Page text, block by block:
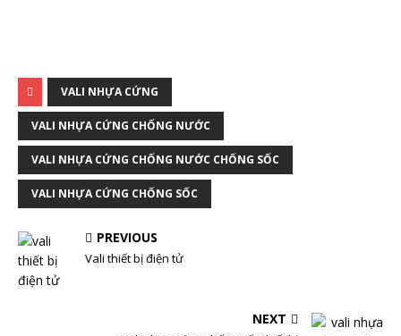
VALI NHỰA CỨNG
VALI NHỰA CỨNG CHỐNG NƯỚC
VALI NHỰA CỨNG CHỐNG NƯỚC CHỐNG SỐC
VALI NHỰA CỨNG CHỐNG SỐC
PREVIOUS
Vali thiết bị điện tử
NEXT